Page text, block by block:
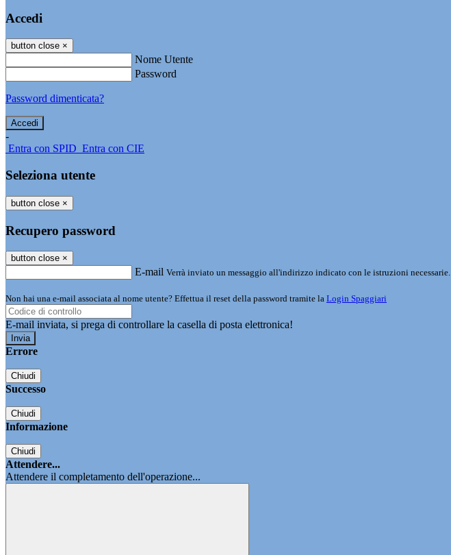
Accedi
button close ×
Nome Utente
Password
Password dimenticata?
-
Entra con SPID Entra con CIE
Seleziona utente
button close ×
Recupero password
button close ×
E-mail Verrà inviato un messaggio all'indirizzo indicato con le istruzioni necessarie.
Non hai una e-mail associata al nome utente? Effettua il reset della password tramite la Login Spaggiari
E-mail inviata, si prega di controllare la casella di posta elettronica!
Errore
Chiudi
Successo
Chiudi
Informazione
Chiudi
Attendere...
Attendere il completamento dell'operazione...